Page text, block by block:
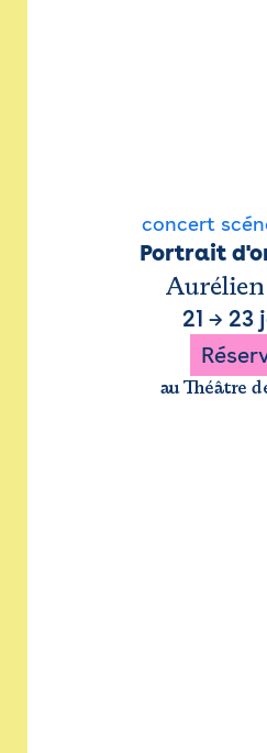
concert
Portrait
21 → 23
au Théâtre